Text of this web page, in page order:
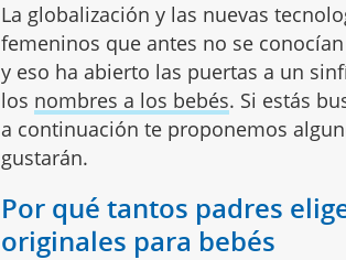
La globalización y las nuevas
femeninos que antes no se
y eso ha abierto las puertas a un
los nombres a los bebés. Si estás
a continuación te proponemos
gustarán.
Por qué tantos padres
originales para bebés